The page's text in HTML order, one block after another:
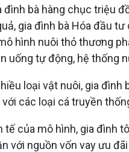
đình bà hàng chục triệu
gia đình bà Hóa đầu
hình nuôi thỏ thương
uống tự động, hệ thống
loại vật nuôi, gia
với các loại cá truyền
tế của mô hình, gia
với nguồn vốn vay ưu